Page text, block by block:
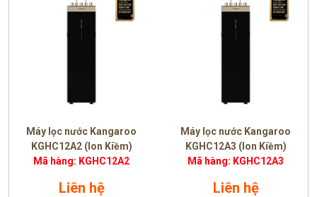
Máy lọc nước Kangaroo
KGHC12A2 (Ion Kiềm)
Mã hàng: KGHC12A2
Liên hệ
Máy lọc nước Kangaroo
KGHC12A3 (Ion Kiềm)
Mã hàng: KGHC12A3
Liên hệ